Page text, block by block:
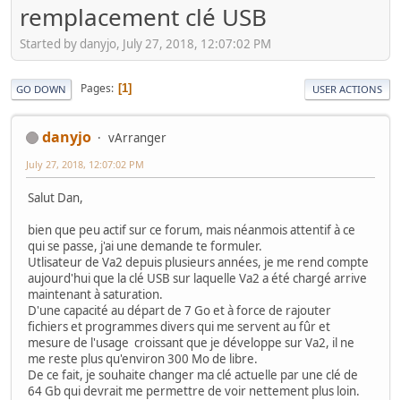
remplacement clé USB
Started by danyjo, July 27, 2018, 12:07:02 PM
GO DOWN Pages 1 USER ACTIONS
danyjo vArranger
July 27, 2018, 12:07:02 PM
Salut Dan,
bien que peu actif sur ce forum, mais néanmois attentif à ce
qui se passe, j'ai une demande te formuler.
Utlisateur de Va2 depuis plusieurs années, je me rend compte
aujourd'hui que la clé USB sur laquelle Va2 a été chargé arrive
maintenant à saturation.
D'une capacité au départ de 7 Go et à force de rajouter
fichiers et programmes divers qui me servent au fûr et
mesure de l'usage croissant que je développe sur Va2, il ne
me reste plus qu'environ 300 Mo de libre.
De ce fait, je souhaite changer ma clé actuelle par une clé de
64 Gb qui devrait me permettre de voir nettement plus loin.